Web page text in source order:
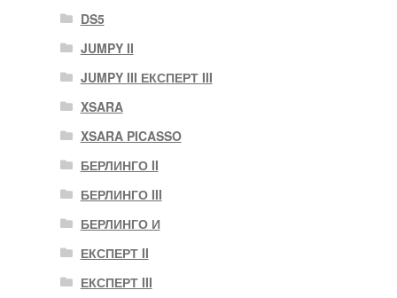
DS5
JUMPY II
JUMPY III ЕКСПЕРТ III
XSARA
XSARA PICASSO
БЕРЛИНГО II
БЕРЛИНГО III
БЕРЛИНГО И
ЕКСПЕРТ II
ЕКСПЕРТ III